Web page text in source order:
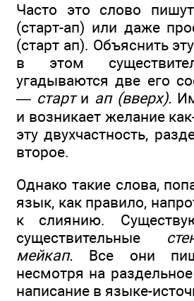
Часто это слово
(старт-ап) или даже
(старт ап). Объяснить
в этом
угадываются две его
— старти ап (вверх).
и возникает желание
эту двухчастность,
второе.
Однако такие слова,
язык, как правило,
к слиянию.
существительные
мейкап. Все они
несмотря на
написание в языке-